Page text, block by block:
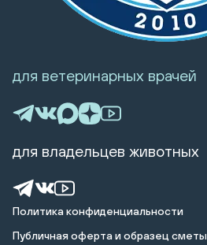
Политика конфиденциальности
Публичная оферта и образец сметы
для ветеринарных врачей
для владельцев животных